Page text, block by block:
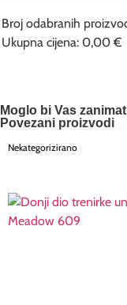
Broj odabranih
Ukupna cijena: 0,00 €
Your
total
0,00 €
Moglo bi Vas
Povezani proizvodi
Nekategorizirano